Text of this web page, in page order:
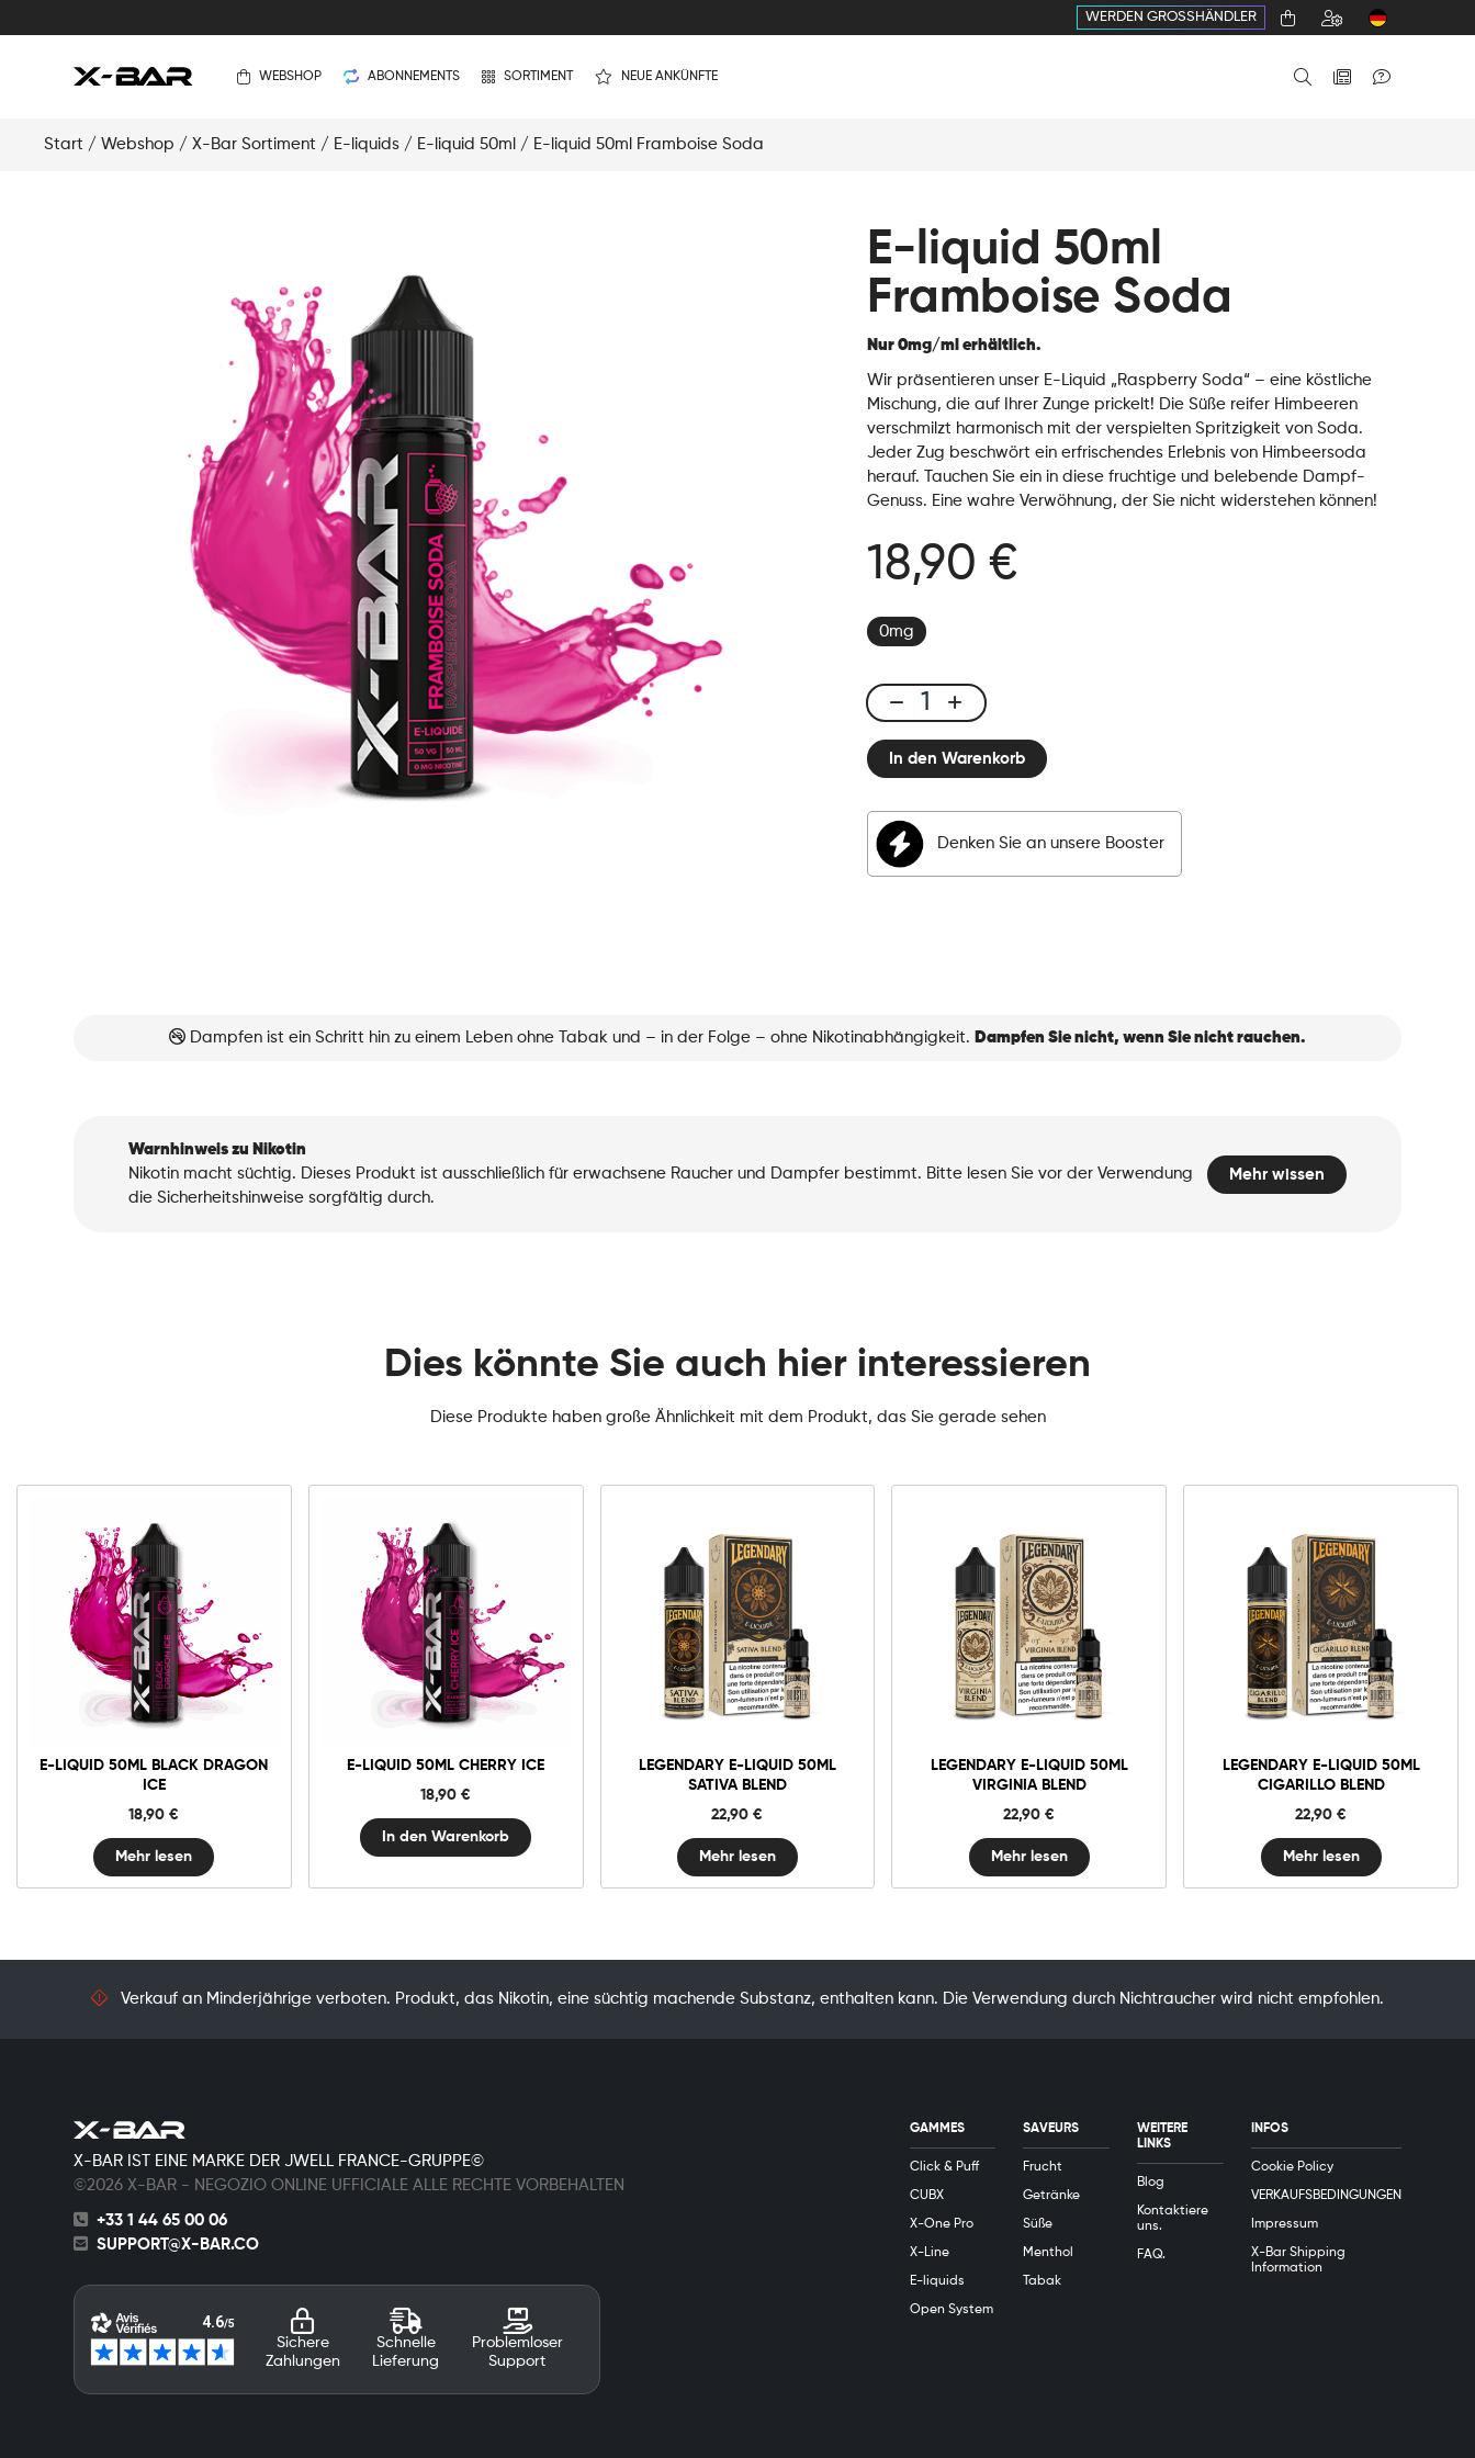
WERDEN GROSSHÄNDLER
WEBSHOP ABONNEMENTS SORTIMENT NEUE ANKÜNFTE
Start / Webshop / X-Bar Sortiment / E-liquids / E-liquid 50ml / E-liquid 50ml Framboise Soda
E-liquid 50ml
Framboise Soda
Nur 0mg/ml erhältlich.
Wir präsentieren unser E-Liquid „Raspberry Soda“ – eine köstliche
Mischung, die auf Ihrer Zunge prickelt! Die Süße reifer Himbeeren
verschmilzt harmonisch mit der verspielten Spritzigkeit von Soda.
Jeder Zug beschwört ein erfrischendes Erlebnis von Himbeersoda
herauf. Tauchen Sie ein in diese fruchtige und belebende Dampf-
Genuss. Eine wahre Verwöhnung, der Sie nicht widerstehen können!
18,90 €
0mg
E-
liquid
50ml
Soda
Menge
In den Warenkorb
Denken Sie an unsere Booster
Dampfen ist ein Schritt hin zu einem Leben ohne Tabak und – in der Folge – ohne Nikotinabhängigkeit. Dampfen Sie nicht, wenn Sie nicht rauchen.
Warnhinweis zu Nikotin
Nikotin macht süchtig. Dieses Produkt ist ausschließlich für erwachsene Raucher und Dampfer bestimmt. Bitte lesen Sie vor der Verwendung
die Sicherheitshinweise sorgfältig durch.
Mehr wissen
Dies könnte Sie auch hier interessieren
Diese Produkte haben große Ähnlichkeit mit dem Produkt, das Sie gerade sehen
E-LIQUID 50ML BLACK DRAGON
ICE
18,90€
Mehr lesen
E-LIQUID 50ML CHERRY ICE
18,90€
0mg
E-
liquid
50ml
Cherry
In den Warenkorb
In den Warenkorb
LEGENDARY E-LIQUID 50ML
SATIVA BLEND
22,90€
Mehr lesen
LEGENDARY E-LIQUID 50ML
VIRGINIA BLEND
22,90€
Mehr lesen
LEGENDARY E-LIQUID 50ML
CIGARILLO BLEND
22,90€
Mehr lesen
Verkauf an Minderjährige verboten. Produkt, das Nikotin, eine süchtig machende Substanz, enthalten kann. Die Verwendung durch Nichtraucher wird nicht empfohlen.
X-BAR IST EINE MARKE DER JWELL FRANCE-GRUPPE©
©2026 X-BAR - NEGOZIO ONLINE UFFICIALE ALLE RECHTE VORBEHALTEN
+33 1 44 65 00 06
SUPPORT@X-BAR.CO
Sichere
Zahlungen
Schnelle
Lieferung
Problemloser
Support
GAMMES
Click & Puff
CUBX
X-One Pro
X-Line
E-liquids
Open System
SAVEURS
Frucht
Getränke
Süße
Menthol
Tabak
WEITERE
LINKS
Blog
Kontaktiere
uns.
FAQ.
INFOS
Cookie Policy
VERKAUFSBEDINGUNGEN
Impressum
X-Bar Shipping
Information